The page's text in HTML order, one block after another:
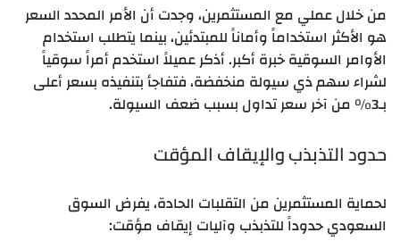
من خلال عملي مع المستثمرين، وجدت أن الأمر المحدد السعر
هو الأكثر استخداماً وأماناً للمبتدئين، بينما يتطلب استخدام
الأوامر السوقية خبرة أكبر. أذكر عميلاً استخدم أمراً سوقياً
لشراء سهم ذي سيولة منخفضة، فتفاجأ بتنفيذه بسعر أعلى
بـ3% من آخر سعر تداول بسبب ضعف السيولة.
حدود التذبذب والإيقاف المؤقت
لحماية المستثمرين من التقلبات الحادة، يفرض السوق
السعودي حدوداً للتذبذب وآليات إيقاف مؤقت: